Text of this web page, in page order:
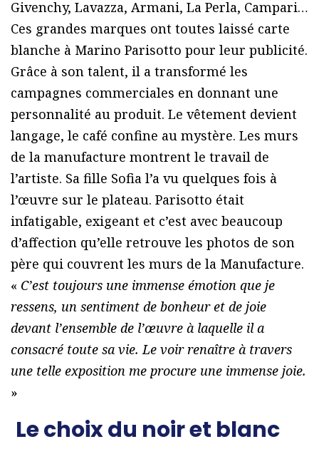
Givenchy, Lavazza, Armani, La Perla, Campari…
Ces grandes marques ont toutes laissé carte
blanche à Marino Parisotto pour leur publicité.
Grâce à son talent, il a transformé les
campagnes commerciales en donnant une
personnalité au produit. Le vêtement devient
langage, le café confine au mystère. Les murs
de la manufacture montrent le travail de
l’artiste. Sa fille Sofia l’a vu quelques fois à
l’œuvre sur le plateau. Parisotto était
infatigable, exigeant et c’est avec beaucoup
d’affection qu’elle retrouve les photos de son
père qui couvrent les murs de la Manufacture.
« C’est toujours une immense émotion que je
ressens, un sentiment de bonheur et de joie
devant l’ensemble de l’œuvre à laquelle il a
consacré toute sa vie. Le voir renaître à travers
une telle exposition me procure une immense joie.
»
Le choix du noir et blanc